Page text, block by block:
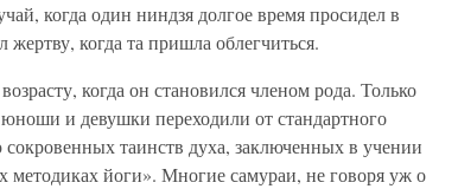
когда один ниндзя долгое время просидел в
жертву, когда та пришла облегчиться.
когда он становился членом рода. Только
и девушки переходили от стандартного
таинств духа, заключенных в учении
методиках йоги». Многие самураи, не говоря уж о